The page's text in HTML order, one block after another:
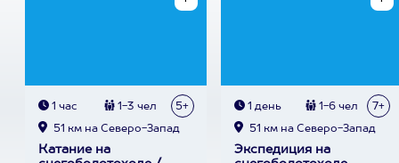
1 час 1-3 чел 5+
51 км на Северо-Запад
Катание на
1 день 1-6 чел 7+
51 км на Северо-Запад
Экспедиция на